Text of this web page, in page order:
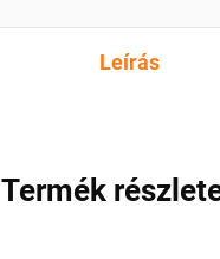
Leírás
Termék